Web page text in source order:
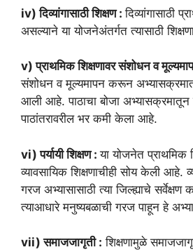
iv) दिव्यांगासाठी शिक्षण :दिव्यांगासाठी
असल्याने या योजनेअंतर्गत त्यासाठी
v) प्राथमिक शिक्षणावर संशोधन व
संशोधन व मूल्यमापन करून अभ्यासक्रमात
आली आहे. पाठाचा बोजा
पाठांतरावरील भर कमी केला आहे.
vi) पर्यायी शिक्षण :या योजनेत प्राथमिक
व्यावसायिक शिक्षणाचीही सोय केली आहे.
गरज अभ्यासासाठी त्या जिल्ह्याचे
त्याआधारे मनुष्यबळाची गरज पाहून हे
vii) समाजजागृती : शिक्षणामुळे